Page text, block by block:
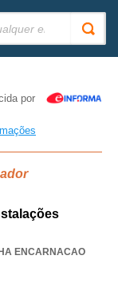
por
ENCARNACAO